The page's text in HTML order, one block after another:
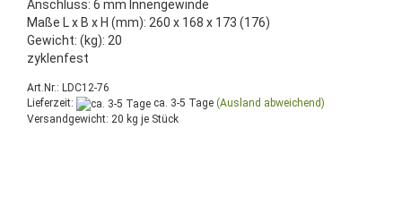
Anschluss: 6 mm Innengewinde
Maße L x B x H (mm): 260 x 168 x 173 (176)
Gewicht: (kg): 20
zyklenfest
Art.Nr.: LDC12-76
Lieferzeit:
ca. 3-5 Tage (Ausland abweichend)
Versandgewicht: 20 kg je Stück